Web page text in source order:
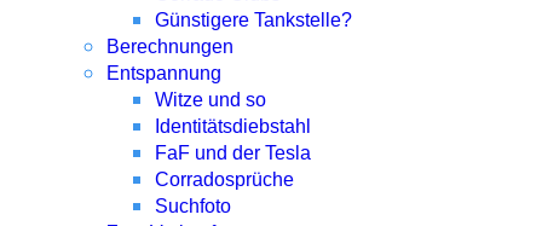
Günstigere Tankstelle?
Berechnungen
Entspannung
Witze und so
Identitätsdiebstahl
FaF und der Tesla
Corradosprüche
Suchfoto